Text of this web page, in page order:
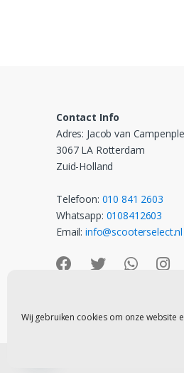
Wij gebruiken cookies om onze website
Contact Info
Adres: Jacob van
3067 LA Rotterdam
Zuid-Holland
Telefoon: 010 841 2603
Whatsapp: 0108412603
Email:info@scooterselect.nl